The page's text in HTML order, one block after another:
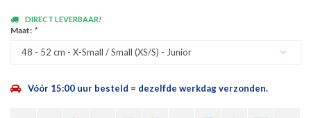
DIRECT LEVERBAAR!
Maat: *
48 - 52 cm - X-Small / Small (XS/S) - Junior
Vóór 15:00 uur besteld = dezelfde werkdag verzonden.